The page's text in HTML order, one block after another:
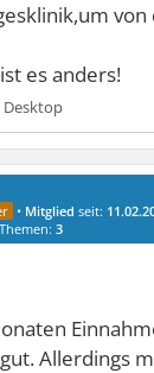
es anders!
• Mitglied seit:
Themen:3
Allerdings